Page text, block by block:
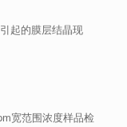
起的膜层结晶现
宽范围浓度样品检